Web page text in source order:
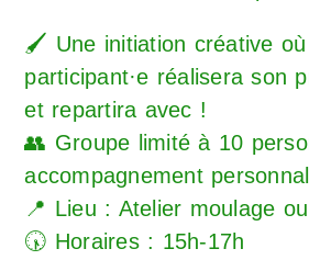
🖌️ Une initiation créative
participant·e réalisera son
et repartira avec !
👥 Groupe limité à 10
accompagnement
📍 Lieu : Atelier moulage
🕠 Horaires : 15h-17h